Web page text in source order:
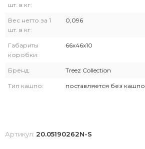
шт. в кг:
Вес нетто за 1
шт. в кг:
0,096
Габариты
коробки:
66х46х10
Бренд: Treez Collection
Тип кашпо: поставляется без кашпо
Артикул: 20.05190262N-S